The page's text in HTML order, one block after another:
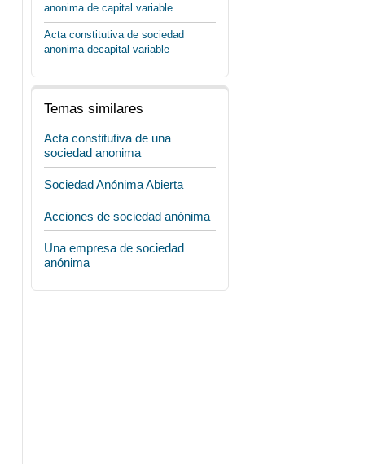
anonima de capital variable
Acta constitutiva de sociedad
anonima decapital variable
Temas similares
Acta constitutiva de una
sociedad anonima
Sociedad Anónima Abierta
Acciones de sociedad anónima
Una empresa de sociedad
anónima